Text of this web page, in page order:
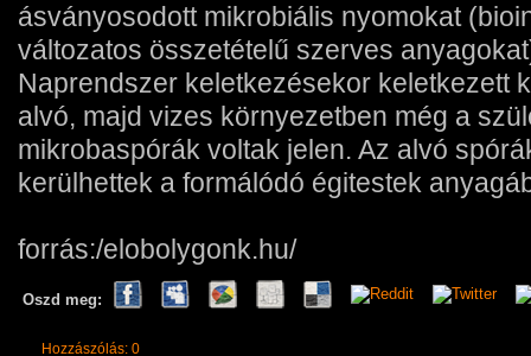
ásványosodott mikrobiális nyomokat
változatos összetételű szerves
Naprendszer keletkezésekor keletkezett
alvó, majd vizes környezetben még a
mikrobaspórák voltak jelen. Az alvó
kerülhettek a formálódó égitestek
forrás:/elobolygonk.hu/
Oszd meg:
Hozzászólás: 0